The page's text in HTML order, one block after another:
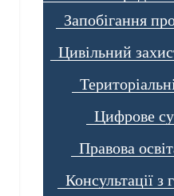
Запобігання
Цивільний
Цифрове
Правова
Консультації з